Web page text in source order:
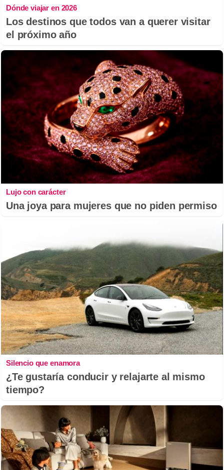
Dónde viajar en 2026
Los destinos que todos van a querer visitar
el próximo año
Lujo con carácter
Una joya para mujeres que no piden permiso
Silencio que enamora
¿Te gustaría conducir y relajarte al mismo
tiempo?